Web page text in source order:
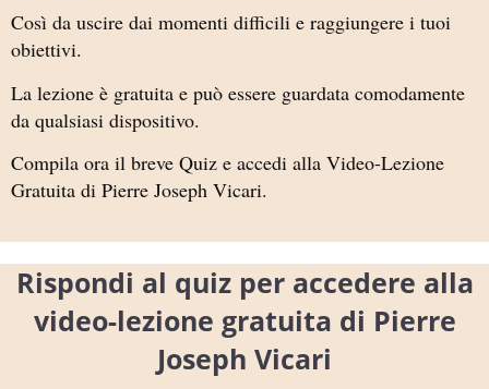
Così da uscire dai momenti difficili e raggiungere i tuoi
obiettivi.
La lezione è gratuita e può essere guardata comodamente
da qualsiasi dispositivo.
Compila ora il breve Quiz e accedi alla Video-Lezione
Gratuita di Pierre Joseph Vicari.
Rispondi al quiz per accedere alla
video-lezione gratuita di Pierre
Joseph Vicari